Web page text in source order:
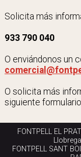
Solicita más
933 790 040
O enviándonos un
O solicita más
siguiente
FONTPELL EL
FONTPELL SANT